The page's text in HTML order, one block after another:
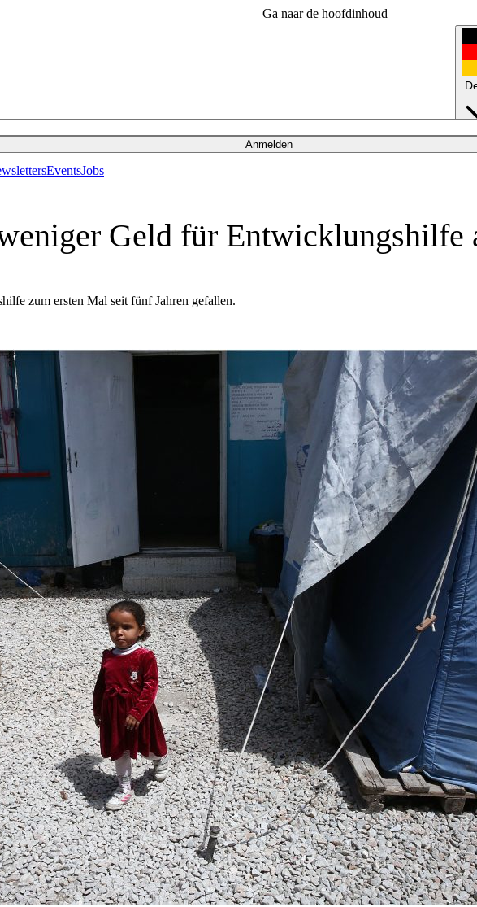
Ga naar de hoofdinhoud
Anmelden
EventsJobs
Geld für Entwicklungshilfe
zum ersten Mal seit fünf Jahren gefallen.